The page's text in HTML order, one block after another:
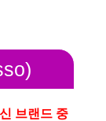
브랜드 중